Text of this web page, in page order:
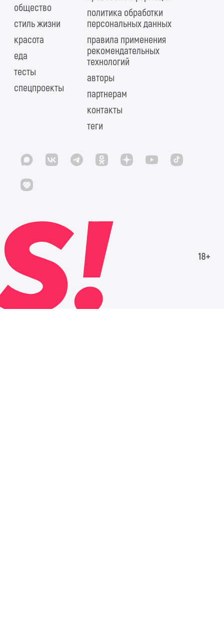
общество
стиль жизни
красота
еда
тесты
спецпроекты
политика обработки
персональных данных
правила применения
рекомендательных
технологий
авторы
партнерам
контакты
теги